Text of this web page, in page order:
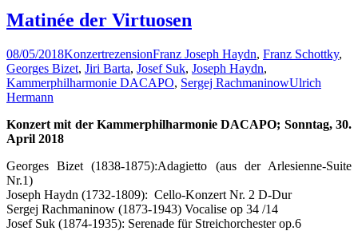
Matinée der Virtuosen
08/05/2018KonzertrezensionFranz Joseph Haydn, Franz Schottky,
Georges Bizet, Jiri Barta, Josef Suk, Joseph Haydn,
Kammerphilharmonie DACAPO, Sergej RachmaninowUlrich
Hermann
Konzert mit der Kammerphilharmonie DACAPO; Sonntag, 30.
April 2018
Georges Bizet (1838-1875):Adagietto (aus der Arlesienne-Suite
Nr.1)
Joseph Haydn (1732-1809): Cello-Konzert Nr. 2 D-Dur
Sergej Rachmaninow (1873-1943) Vocalise op 34 /14
Josef Suk (1874-1935): Serenade für Streichorchester op.6